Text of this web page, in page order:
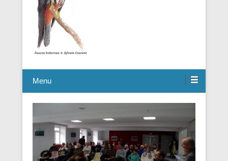
Menu